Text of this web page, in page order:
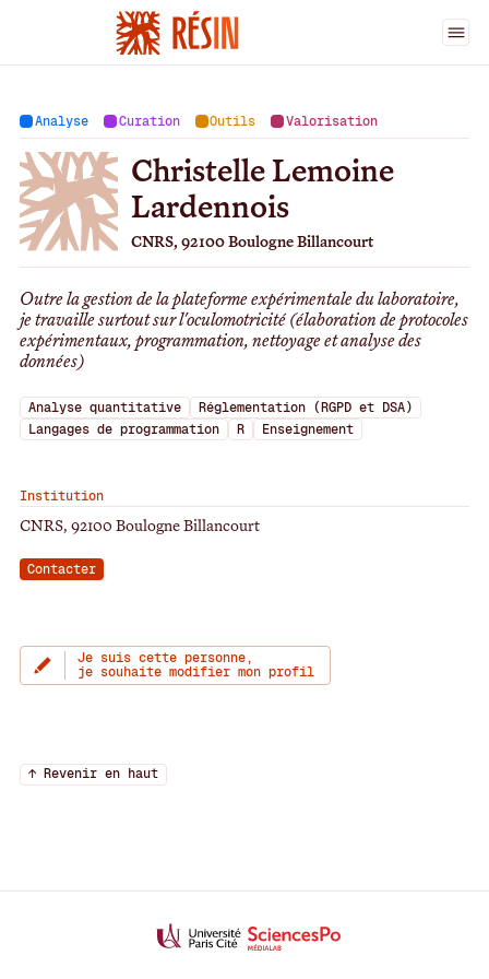
Christelle Lemoine Lardennois
Analyse Curation Outils Valorisation
Christelle Lemoine
Lardennois
CNRS, 92100 Boulogne Billancourt
Outre la gestion de la plateforme expérimentale du laboratoire,
je travaille surtout sur l'oculomotricité (élaboration de protocoles
expérimentaux, programmation, nettoyage et analyse des
données)
Analyse quantitative
Réglementation (RGPD et DSA)
Langages de programmation
R Enseignement
Institution
CNRS, 92100 Boulogne Billancourt
Contacter
Je suis cette personne,
je souhaite modifier mon profil
↑ Revenir en haut